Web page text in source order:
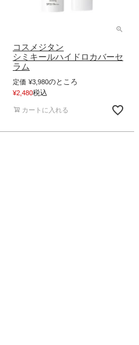
コスメジタン
シミキールハイドロカバーセ
ラム
定価 ¥3,980のところ
¥2,480税込
カートに入れる